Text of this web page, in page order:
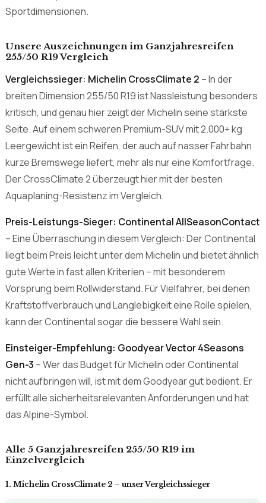
Vergleichssieger: Michelin CrossClimate 2
kritisch, und genau hier zeigt der Michelin seine stärkste
Seite. Auf einem schweren Premium-SUV mit 2.000+ kg
Leergewicht ist ein Reifen, der auch auf nasser Fahrbahn
kurze Bremswege liefert, mehr als nur eine Komfortfrage.
Der CrossClimate 2 überzeugt hier mit der besten
Aquaplaning-Resistenz im Vergleich.
Preis-Leistungs-Sieger: Continental AllSeasonContact
– Eine Überraschung in diesem Vergleich: Der Continental
liegt beim Preis leicht unter dem Michelin und bietet ähnlich
gute Werte in fast allen Kriterien – mit besonderem
Vorsprung beim Rollwiderstand. Für Vielfahrer, bei denen
Kraftstoffverbrauch und Langlebigkeit eine Rolle spielen,
kann der Continental sogar die bessere Wahl sein.
Einsteiger-Empfehlung: Goodyear Vector 4Seasons
Gen-3 – Wer das Budget für Michelin oder Continental
nicht aufbringen will, ist mit dem Goodyear gut bedient. Er
erfüllt alle sicherheitsrelevanten Anforderungen und hat
das Alpine-Symbol.
Alle 5 Ganzjahresreifen 255/50 R19 im
Einzelvergleich
1. Michelin CrossClimate 2 – unser Vergleichssieger
Ganzjahresreifen 255/50 R19 Bridgestone WEATHER
CONTROL